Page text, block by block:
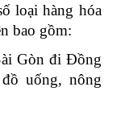
loại hàng hóa
bao gồm:
Gòn đi Đồng
uống, nông